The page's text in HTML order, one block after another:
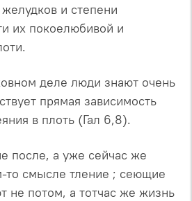
и степени
их покоелюбивой и
деле люди знают очень
прямая зависимость
в плоть (Гал 6,8).
после, а уже сейчас же
то смысле тление ; сеющие
не потом, а тотчас же жизнь